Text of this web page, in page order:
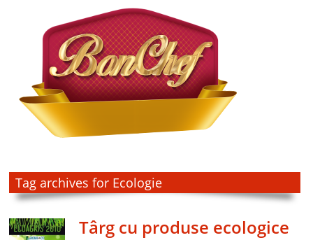
Tag archives for Ecologie
Târg cu produse ecologice